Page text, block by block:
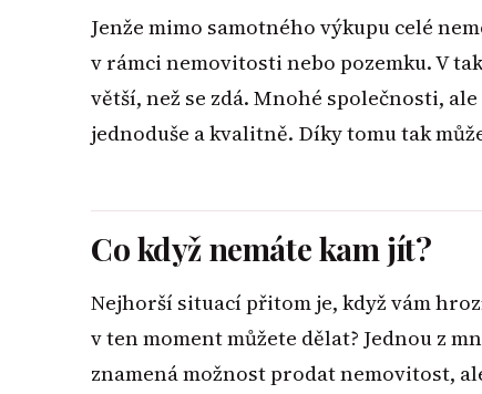
Jenže mimo samotného výkupu celé
v rámci nemovitosti nebo pozemku. V
větší, než se zdá. Mnohé společnosti, ale
jednoduše a kvalitně. Díky tomu tak
Co když nemáte kam jít?
Nejhorší situací přitom je, když vám
v ten moment můžete dělat? Jednou z
znamená možnost prodat nemovitost,